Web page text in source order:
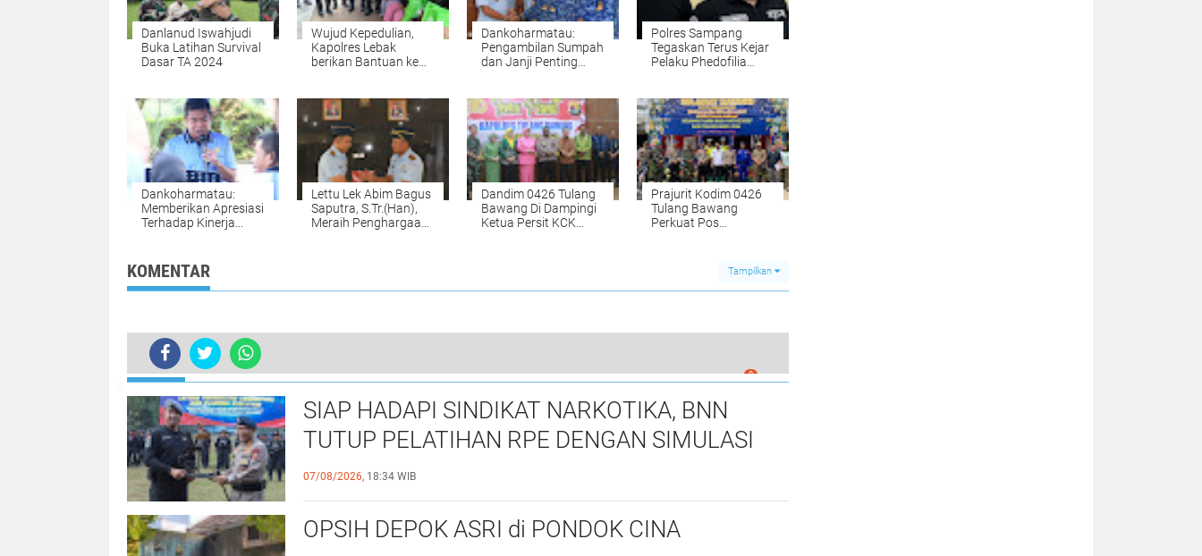
Danlanud Iswahjudi
Buka Latihan Survival
Dasar TA 2024
Wujud Kepedulian,
Kapolres Lebak
berikan Bantuan ke
Jagabaya
Dankoharmatau:
Pengambilan Sumpah
dan Janji Penting
Polres Sampang
Tegaskan Terus Kejar
Pelaku Phedofilia
Dankoharmatau:
Memberikan Apresiasi
Terhadap Kinerja
Lettu Lek Abim Bagus
Saputra, S.Tr.(Han),
Meraih Penghargaan
Dandim 0426 Tulang
Bawang Di Dampingi
Ketua Persit KCK
Prajurit Kodim 0426
Tulang Bawang
Perkuat Pos
KOMENTAR Tampilkan
Patroli Hunting System, Satuan Satlantas Polres Lumajang Tindak 50 Pelanggar
0
TERKINI
SIAP HADAPI SINDIKAT NARKOTIKA, BNN
TUTUP PELATIHAN RPE DENGAN SIMULASI
OPERASI TAKTIS
07/08/2026, 18:34 WIB
OPSIH DEPOK ASRI di PONDOK CINA